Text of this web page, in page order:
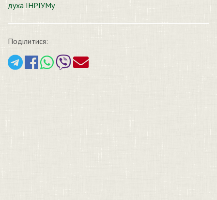
духа ІНРІУМу
Поділитися: